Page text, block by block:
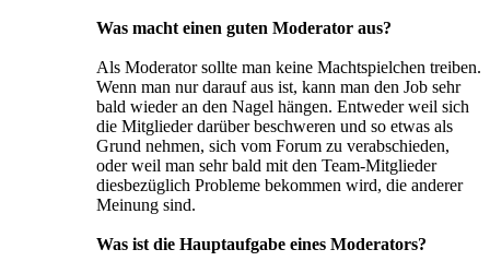
Was macht einen guten Moderator aus?
Als Moderator sollte man keine Machtspielchen treiben.
Wenn man nur darauf aus ist, kann man den Job sehr
bald wieder an den Nagel hängen. Entweder weil sich
die Mitglieder darüber beschweren und so etwas als
Grund nehmen, sich vom Forum zu verabschieden,
oder weil man sehr bald mit den Team-Mitglieder
diesbezüglich Probleme bekommen wird, die anderer
Meinung sind.
Was ist die Hauptaufgabe eines Moderators?